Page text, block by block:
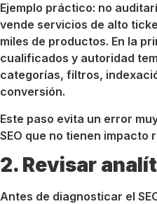
Ejemplo práctico: no
vende servicios de alto
miles de productos. En la
cualificados y autoridad
categorías, filtros,
conversión.
Este paso evita un error
SEO que no tienen impacto
2. Revisar
Antes de diagnosticar el